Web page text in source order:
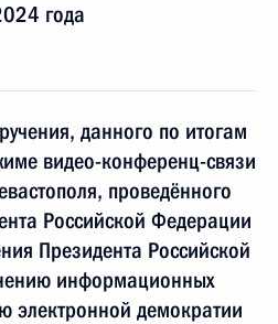
года
данного по итогам
видео-конференц-связи
проведённого
Российской Федерации
Президента Российской
информационных
электронной демократии